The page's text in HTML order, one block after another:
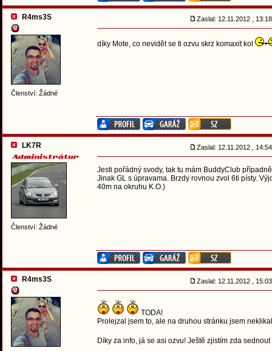
R4ms3S
Členství: Žádné
Zaslal: 12.11.2012 ,
díky Mote, co nevidět se ti ozvu skrz komaxit kol
LK7R
Členství: Žádné
Zaslal: 12.11.2012 ,
Jesti pořádný svody, tak tu mám BuddyClub
Jinak GL s úpravama. Brzdy rovnou zvol 6ti písty.
40m na okruhu K.O.)
R4ms3S Zaslal: 12.11.2012 ,
TODA!
Prolejzal jsem to, ale na druhou stránku jsem
Díky za info, já se asi ozvu! Ještě zjistím zda